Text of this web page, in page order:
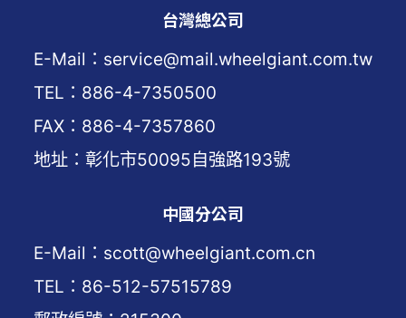
台灣總公司
E-Mail：service@mail.wheelgiant.com.tw
TEL：886-4-7350500
FAX：886-4-7357860
地址：彰化市50095自強路193號
中國分公司
E-Mail：scott@wheelgiant.com.cn
TEL：86-512-57515789